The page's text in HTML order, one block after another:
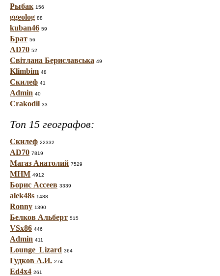
Рыбак 156
ggeolog 88
kuban46 59
Брат 56
AD70 52
Світлана Бериславська 49
Klimbim 48
Скилеф 41
Admin 40
Crakodil 33
Топ 15 географов:
Скилеф 22332
AD70 7819
Магаз Анатолий 7529
МНМ 4912
Борис Ассеев 3339
alek48s 1488
Ronny 1390
Белков Альберт 515
VSx86 446
Admin 411
Lounge_Lizard 364
Гудков А.И. 274
Ed4x4 261